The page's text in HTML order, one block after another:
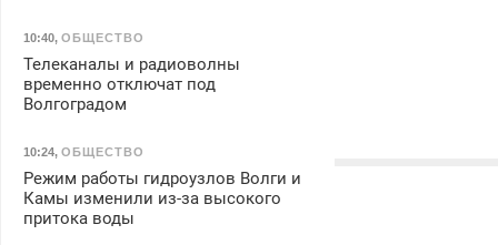
10:40, ОБЩЕСТВО
Телеканалы и радиоволны
временно отключат под
Волгоградом
10:24, ОБЩЕСТВО
Режим работы гидроузлов Волги и
Камы изменили из-за высокого
притока воды